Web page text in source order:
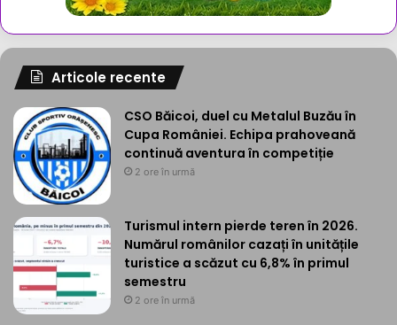
Articole recente
CSO Băicoi, duel cu Metalul Buzău în
Cupa României. Echipa prahoveană
continuă aventura în competiție
2 ore în urmă
Turismul intern pierde teren în 2026.
Numărul românilor cazați în unitățile
turistice a scăzut cu 6,8% în primul
semestru
2 ore în urmă